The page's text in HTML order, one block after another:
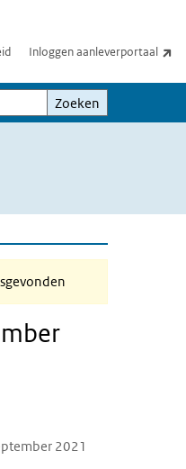
Inloggen aanleverportaal
Zoeken
2021